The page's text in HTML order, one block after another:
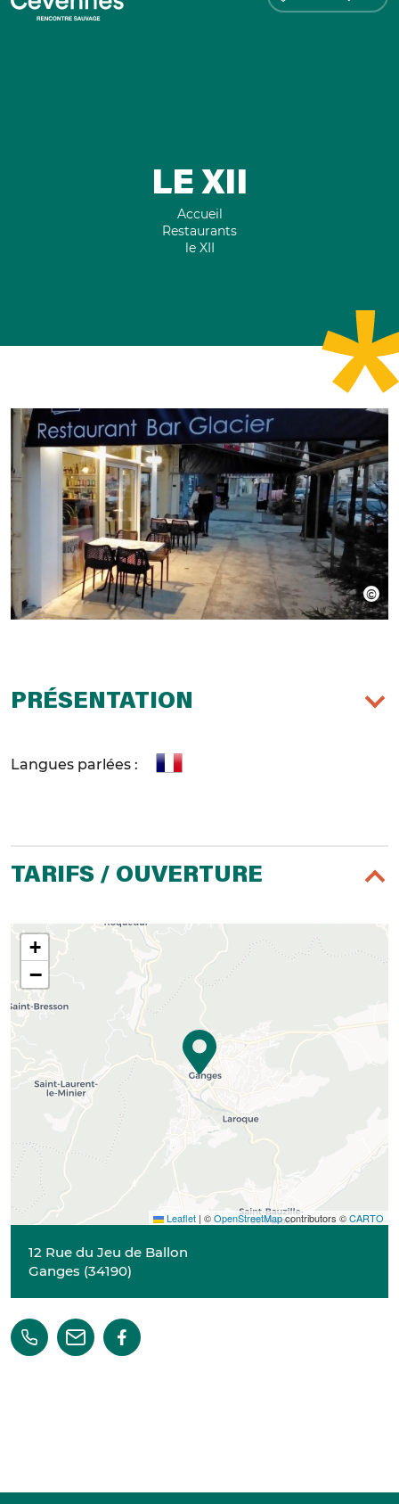
LE XII
Accueil
Restaurants
le XII
PRÉSENTATION
Langues parlées :
TARIFS / OUVERTURE
+
−
Leaflet | ©OpenStreetMapcontributors ©CARTO
12 Rue du Jeu de Ballon
Ganges (34190)